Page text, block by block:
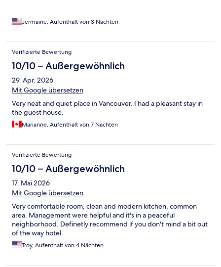
Jermaine, Aufenthalt von 3 Nächten
Verifizierte Bewertung
10/10 – Außergewöhnlich
29. Apr. 2026
Mit Google übersetzen
Very neat and quiet place in Vancouver. I had a pleasant stay in
the guest house.
Marianne, Aufenthalt von 7 Nächten
Verifizierte Bewertung
10/10 – Außergewöhnlich
17. Mai 2026
Mit Google übersetzen
Very comfortable room, clean and modern kitchen, common
area. Management were helpful and it's in a peaceful
neighborhood. Definetly recommend if you don't mind a bit out
of the way hotel.
Troy, Aufenthalt von 4 Nächten